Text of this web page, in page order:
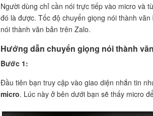
Người dùng chỉ cần nói trực tiếp vào micro và
đó là được. Tốc độ chuyển giọng nói thành
nói thành văn bản trên Zalo.
Hướng dẫn chuyển giọng nói thành
Bước 1:
Đầu tiên bạn truy cập vào giao diện nhắn tin
micro. Lúc này ở bên dưới bạn sẽ thấy micro